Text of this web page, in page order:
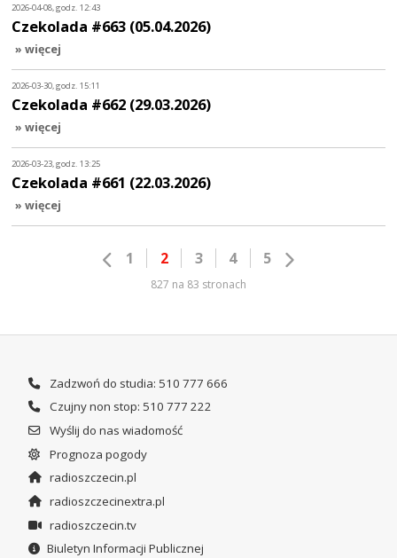
2026-04-08, godz. 12:43
Czekolada #663 (05.04.2026)
» więcej
2026-03-30, godz. 15:11
Czekolada #662 (29.03.2026)
» więcej
2026-03-23, godz. 13:25
Czekolada #661 (22.03.2026)
» więcej
1 2 3 4 5
827 na 83 stronach
Zadzwoń do studia: 510 777 666
Czujny non stop: 510 777 222
Wyślij do nas wiadomość
Prognoza pogody
radioszczecin.pl
radioszczecinextra.pl
radioszczecin.tv
Biuletyn Informacji Publicznej